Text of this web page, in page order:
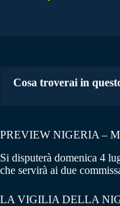
Cosa troverai in
PREVIEW NIGERIA –
Si disputerà domenica 4
che servirà ai due
LA VIGILIA DELLA